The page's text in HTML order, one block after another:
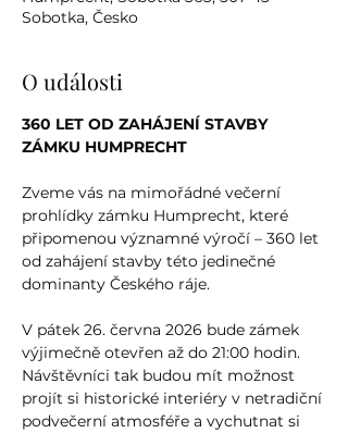
Sobotka, Česko
O události
360 LET OD ZAHÁJENÍ STAVBY
ZÁMKU HUMPRECHT
Zveme vás na mimořádné večerní
prohlídky zámku Humprecht, které
připomenou významné výročí – 360 let
od zahájení stavby této jedinečné
dominanty Českého ráje.
V pátek 26. června 2026 bude zámek
výjimečně otevřen až do 21:00 hodin.
Návštěvníci tak budou mít možnost
projít si historické interiéry v netradiční
podvečerní atmosféře a vychutnat si